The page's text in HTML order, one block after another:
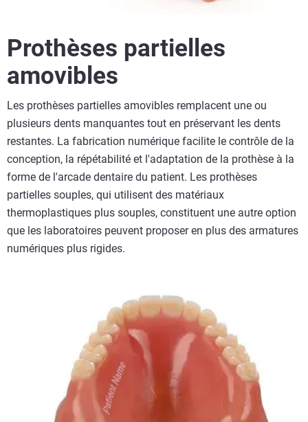
Prothèses partielles
amovibles
Les prothèses partielles amovibles remplacent une ou
plusieurs dents manquantes tout en préservant les dents
restantes. La fabrication numérique facilite le contrôle de la
conception, la répétabilité et l'adaptation de la prothèse à la
forme de l'arcade dentaire du patient. Les prothèses
partielles souples, qui utilisent des matériaux
thermoplastiques plus souples, constituent une autre option
que les laboratoires peuvent proposer en plus des armatures
numériques plus rigides.